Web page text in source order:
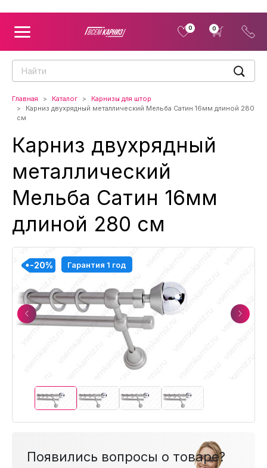
0 0
Главная Каталог
Карнизы для штор
Карниз двухрядный металлический Мельба Сатин 16мм длиной 280
см
Карниз двухрядный
металлический
Мельба Сатин 16мм
длиной 280 см
Previous
-20% Гарантия 1 год
-20%
-20%
-20%
Next
Появились вопросы о товаре?